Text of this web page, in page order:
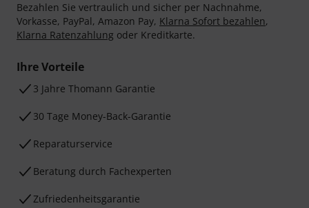
Bezahlen Sie vertraulich und sicher per Nachnahme,
Vorkasse, PayPal, Amazon Pay, Klarna Sofort bezahlen,
Klarna Ratenzahlung oder Kreditkarte.
Ihre Vorteile
3 Jahre Thomann Garantie
30 Tage Money-Back-Garantie
Reparaturservice
Beratung durch Fachexperten
Zufriedenheitsgarantie